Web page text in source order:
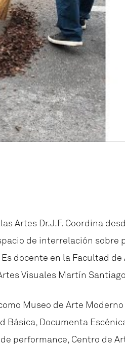
Artes Dr.J.F. Coordina
de interrelación sobre
docente en la Facultad
Visuales Martín
Museo de Arte
Documenta
performance, Centro de